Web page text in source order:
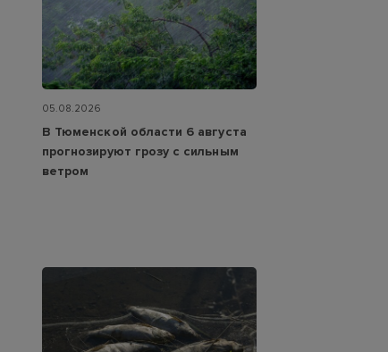
05.08.2026
В Тюменской области 6 августа
прогнозируют грозу с сильным
ветром